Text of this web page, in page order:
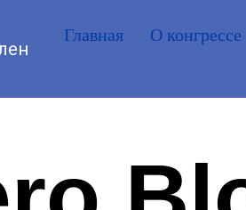
Главная О конгрессе